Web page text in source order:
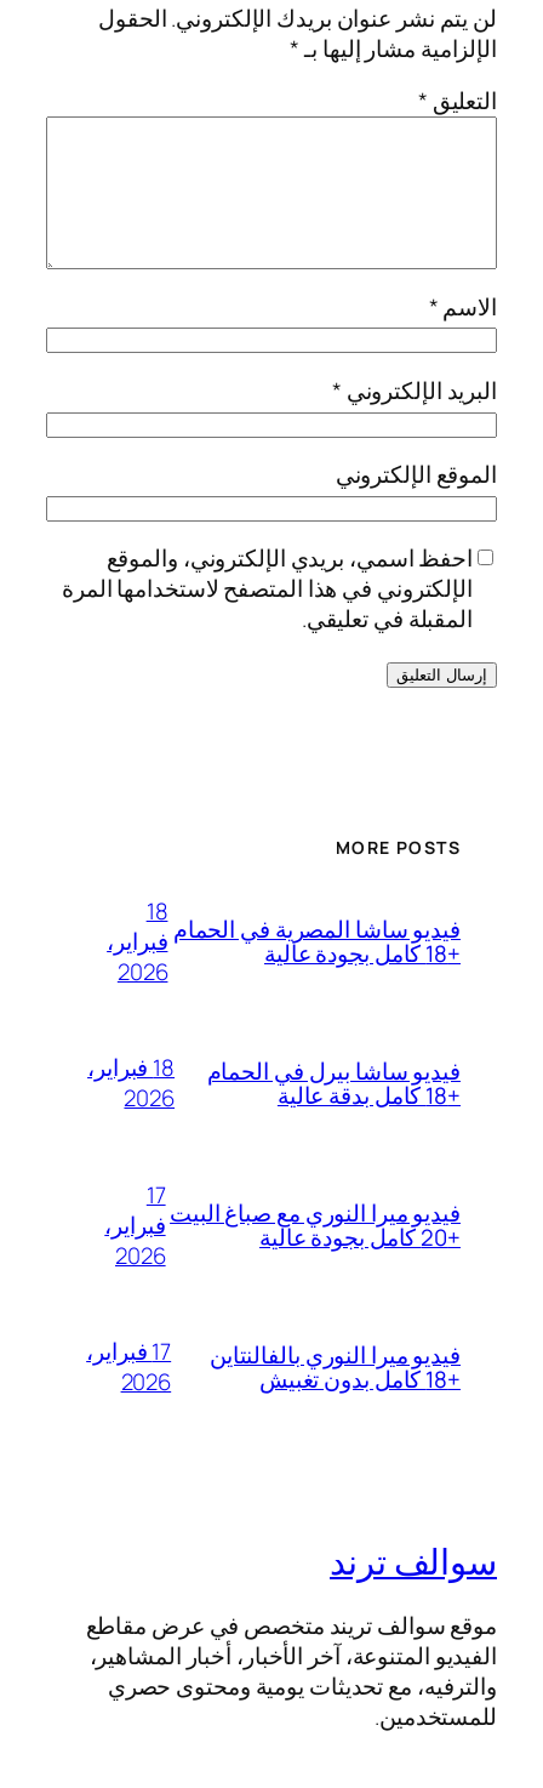
لن يتم نشر عنوان بريدك الإلكتروني.الحقول
الإلزامية مشار إليها بـ*
التعليق *
الاسم*
البريد الإلكتروني *
الموقع الإلكتروني
احفظ اسمي، بريدي الإلكتروني، والموقع
الإلكتروني في هذا المتصفح لاستخدامها المرة
المقبلة في تعليقي.
MORE POSTS
فيديو ساشا المصرية في الحمام
+18 كامل بجودة عالية
18
فبراير،
2026
فيديو ساشا بيرل في الحمام
+18 كامل بدقة عالية
18 فبراير،
2026
فيديو ميرا النوري مع صباغ البيت
+20 كامل بجودة عالية
17
فبراير،
2026
فيديو ميرا النوري بالفالنتاين
+18 كامل بدون تغبيش
17 فبراير،
2026
سوالف ترند
موقع سوالف تريند متخصص في عرض مقاطع
الفيديو المتنوعة، آخر الأخبار، أخبار المشاهير،
والترفيه، مع تحديثات يومية ومحتوى حصري
للمستخدمين.